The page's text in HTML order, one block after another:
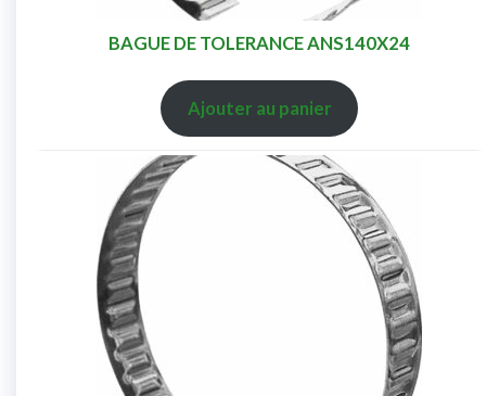
BAGUE DE TOLERANCE ANS140X24
Ajouter au panier